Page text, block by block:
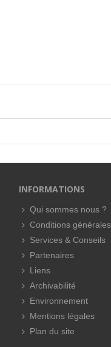
INFORMATIONS
Qui sommes nous ?
Conditions
Services & Conseils
Partenaires
Liens
Archivabilité
Environnement
Mentions légales
Plan du site